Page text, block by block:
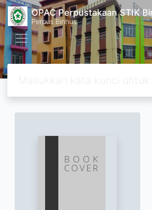
OPAC Perpustakaan STIK
Perpus Binhus